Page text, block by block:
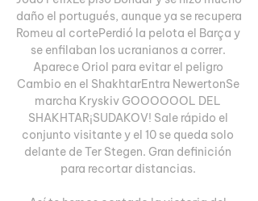
daño el portugués, aunque ya se recupera
Romeu al cortePerdió la pelota el Barça y
se enfilaban los ucranianos a correr.
Aparece Oriol para evitar el peligro
Cambio en el ShakhtarEntra NewertonSe
marcha Kryskiv GOOOOOOL DEL
SHAKHTAR¡SUDAKOV! Sale rápido el
conjunto visitante y el 10 se queda solo
delante de Ter Stegen. Gran definición
para recortar distancias.